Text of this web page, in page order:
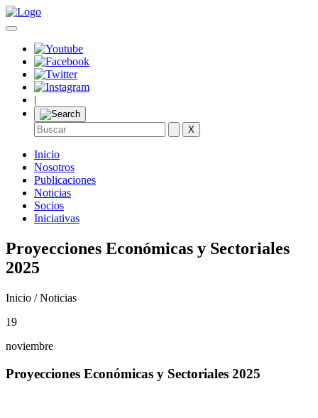
|
X
Inicio
Nosotros
Publicaciones
Noticias
Socios
Iniciativas
Proyecciones Económicas y Sectoriales
2025
Inicio / Noticias
19
noviembre
Proyecciones Económicas y Sectoriales 2025